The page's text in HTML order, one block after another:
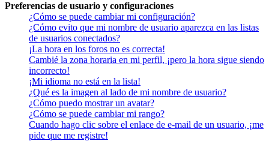
Preferencias de usuario y configuraciones
¿Cómo se puede cambiar mi configuración?
¿Cómo evito que mi nombre de usuario aparezca en las listas
de usuarios conectados?
¡La hora en los foros no es correcta!
Cambié la zona horaria en mi perfil, ¡pero la hora sigue siendo
incorrecto!
¡Mi idioma no está en la lista!
¿Qué es la imagen al lado de mi nombre de usuario?
¿Cómo puedo mostrar un avatar?
¿Cómo se puede cambiar mi rango?
Cuando hago clic sobre el enlace de e-mail de un usuario, ¡me
pide que me registre!